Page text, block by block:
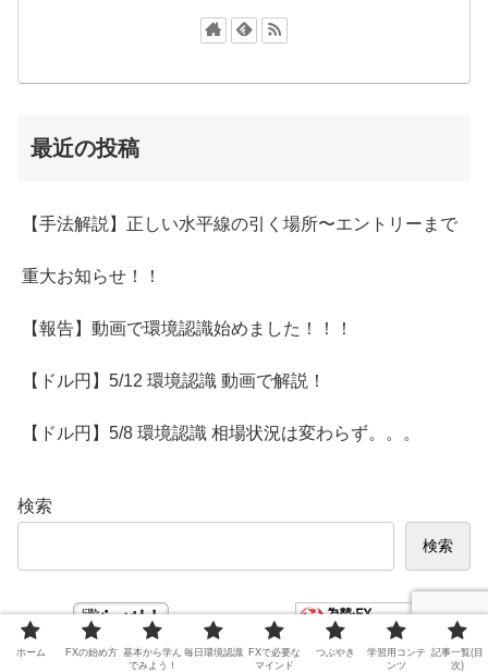
最近の投稿
【手法解説】正しい水平線の引く場所〜エントリーまで
重大お知らせ！！
【報告】動画で環境認識始めました！！！
【ドル円】5/12 環境認識 動画で解説！
【ドル円】5/8 環境認識 相場状況は変わらず。。。
検索
検索
にほんブログ村
為替・FXランキング
ホーム FXの始め方 基本から学ん
でみよう！
毎日環境認識 FXで必要な
マインド
つぶやき
学習用コンテ
ンツ
記事一覧(目
次)